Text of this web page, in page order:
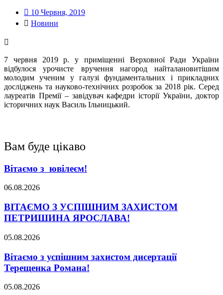
10 Червня, 2019
Новини
7 червня 2019 р. у приміщенні Верховної Ради України
відбулося урочисте вручення нагород найталановитішим
молодим ученим у галузі фундаментальних і прикладних
досліджень та науково-технічних розробок за 2018 рік. Серед
лауреатів Премії – завідувач кафедри історії України, доктор
історичних наук Василь Ільницький.
Вам буде цікаво
Вітаємо з ювілеєм!
06.08.2026
ВІТАЄМО З УСПІШНИМ ЗАХИСТОМ
ПЕТРИШИНА ЯРОСЛАВА!
05.08.2026
Вітаємо з успішним захистом дисертації
Терещенка Романа!
05.08.2026